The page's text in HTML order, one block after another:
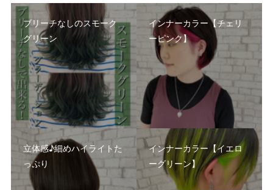
ブリーチなしのスモーク
グリーン
インナーカラー【チェリ
ーピンク】
立体感♪細めハイライトた
っぷり
インナーカラー【イエロ
ーグリーン】